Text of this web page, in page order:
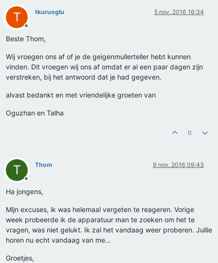
T
Offline
tkuruoglu 5 nov. 2016 16:34
Beste Thom,
Wij vroegen ons af of je de geigenmullerteller hebt kunnen
vinden. Dit vroegen wij ons af omdat er al een paar dagen zijn
verstreken, bij het antwoord dat je had gegeven.
alvast bedankt en met vriendelijke groeten van
Oguzhan en Talha
0
T
Offline
Thom 9 nov. 2016 09:43
Ha jongens,
Mijn excuses, ik was helemaal vergeten te reageren. Vorige
week probeerde ik de apparatuur man te zoeken om het te
vragen, was niet gelukt. Ik zal het vandaag weer proberen. Jullie
horen nu echt vandaag van me...
Groetjes,